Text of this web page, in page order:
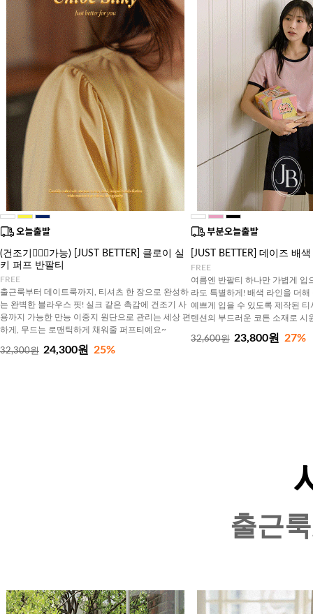
(건조기🙆🏻‍♀️가능) [JUST BETTER] 클로이 실
키 퍼프 반팔티
FREE
출근룩부터 데이트룩까지, 티셔츠 한 장으로 완성하
는 완벽한 블라우스 핏! 실크 같은 촉감에 건조기 사
용까지 가능한 만능 이중지 원단으로 관리는 세상 편
하게, 무드는 로맨틱하게 채워줄 퍼프티예요~
32,300원 24,300원 25%
[JUST BETTER] 데이즈 배
FREE
여름엔 반팔티 하나만 가볍게 입
라도 특별하게! 배색 라인을 더
예쁘게 입을 수 있도록 제작된
텐션의 부드러운 코튼 소재로 시
32,600원 23,800원 27%
출근